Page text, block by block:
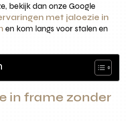
bekijk dan onze Google
met jaloezie in
en kom langs voor stalen en
in frame zonder